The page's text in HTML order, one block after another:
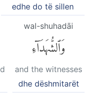
edhe do të sillen
wal-shuhadāi
وَٱلشُّهَدَآءِ
and the witnesses
dhe dëshmitarët